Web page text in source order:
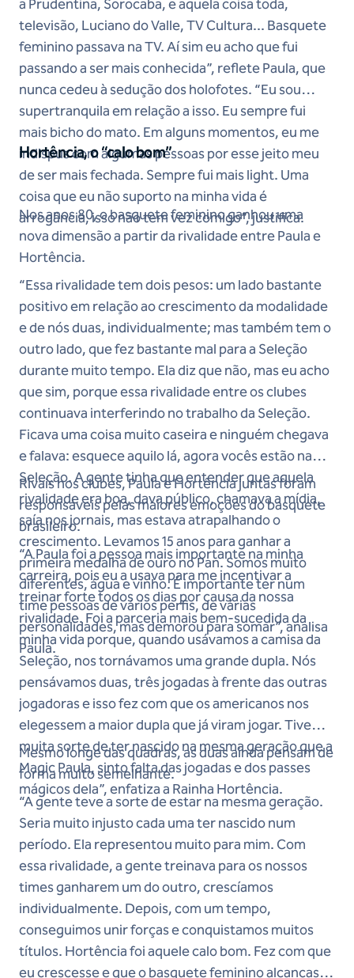
a Prudentina, Sorocaba, e aquela coisa toda,
televisão, Luciano do Valle, TV Cultura... Basquete
feminino passava na TV. Aí sim eu acho que fui
passando a ser mais conhecida”, reflete Paula, que
nunca cedeu à sedução dos holofotes. “Eu sou
supertranquila em relação a isso. Eu sempre fui
mais bicho do mato. Em alguns momentos, eu me
indispus com algumas pessoas por esse jeito meu
de ser mais fechada. Sempre fui mais light. Uma
coisa que eu não suporto na minha vida é
arrogância, isso não tem vez comigo”, justifica.
Hortência, o “calo bom”
Nos anos 80, o basquete feminino ganhou uma
nova dimensão a partir da rivalidade entre Paula e
Hortência.
“Essa rivalidade tem dois pesos: um lado bastante
positivo em relação ao crescimento da modalidade
e de nós duas, individualmente; mas também tem o
outro lado, que fez bastante mal para a Seleção
durante muito tempo. Ela diz que não, mas eu acho
que sim, porque essa rivalidade entre os clubes
continuava interferindo no trabalho da Seleção.
Ficava uma coisa muito caseira e ninguém chegava
e falava: esquece aquilo lá, agora vocês estão na
Seleção. A gente tinha que entender que aquela
rivalidade era boa, dava público, chamava a mídia,
saía nos jornais, mas estava atrapalhando o
crescimento. Levamos 15 anos para ganhar a
primeira medalha de ouro no Pan. Somos muito
diferentes, água e vinho. É importante ter num
time pessoas de vários perfis, de várias
personalidades, mas demorou para somar”, analisa
Paula.
Rivais nos clubes, Paula e Hortência juntas foram
responsáveis pelas maiores emoções do basquete
brasileiro.
“A Paula foi a pessoa mais importante na minha
carreira, pois eu a usava para me incentivar a
treinar forte todos os dias por causa da nossa
rivalidade. Foi a parceria mais bem-sucedida da
minha vida porque, quando usávamos a camisa da
Seleção, nos tornávamos uma grande dupla. Nós
pensávamos duas, três jogadas à frente das outras
jogadoras e isso fez com que os americanos nos
elegessem a maior dupla que já viram jogar. Tive
muita sorte de ter nascido na mesma geração que a
Magic Paula, sinto falta das jogadas e dos passes
mágicos dela”, enfatiza a Rainha Hortência.
Mesmo longe das quadras, as duas ainda pensam de
forma muito semelhante.
“A gente teve a sorte de estar na mesma geração.
Seria muito injusto cada uma ter nascido num
período. Ela representou muito para mim. Com
essa rivalidade, a gente treinava para os nossos
times ganharem um do outro, crescíamos
individualmente. Depois, com um tempo,
conseguimos unir forças e conquistamos muitos
títulos. Hortência foi aquele calo bom. Fez com que
eu crescesse e que o basquete feminino alcançasse